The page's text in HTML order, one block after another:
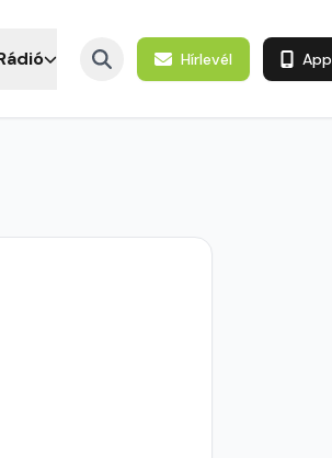
Hírlevél App